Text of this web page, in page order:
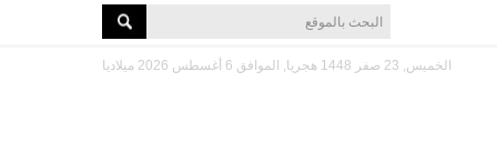
الخميس, 23 صفر 1448 هجريا, الموافق 6 أغسطس 2026 ميلاديا